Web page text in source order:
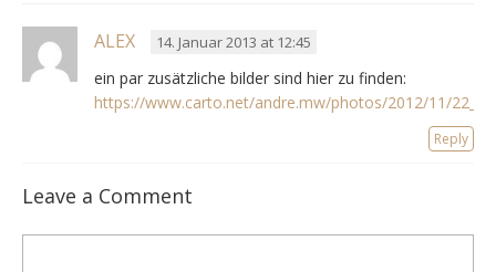
ALEX 14. Januar 2013 at 12:45
ein par zusätzliche bilder sind hier zu finden:
https://www.carto.net/andre.mw/photos/2012/11/
Reply
Leave a Comment